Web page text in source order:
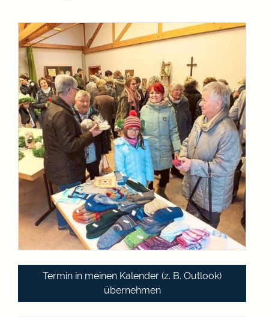
Termin in meinen Kalender (z. B. Outlook)
übernehmen